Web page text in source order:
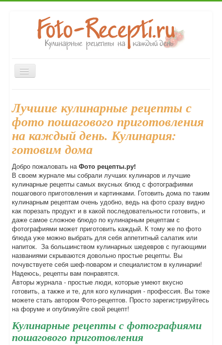
Включить/
выключить
Десерты
Выпечка Напитки
Консервирование
Форум
Лучшие кулинарные рецепты с
фото пошагового приготовления
на каждый день. Кулинария:
готовим дома
Добро пожаловать наФото рецепты.ру!
В своем журнале мы собрали лучших кулинаров и лучшие
кулинарные рецепты самых вкусных блюд с фотографиями
пошагового приготовления и картинками. Готовить дома по таким
кулинарным рецептам очень удобно, ведь на фото сразу видно
как порезать продукт и в какой последовательности готовить, и
даже самое сложное блюдо по кулинарным рецептам с
фотографиями может приготовить каждый. К тому же по фото
блюда уже можно выбрать для себя аппетитный салатик или
напиток. За большинством кулинарных шедевров с пугающими
названиями скрываются довольно простые рецепты. Вы
почувствуете себя шеф-поваром и специалистом в кулинарии!
Надеюсь, рецепты вам понравятся.
Авторы журнала - простые люди, которые умеют вкусно
готовить, а также и те, для кого кулинария - профессия. Вы тоже
можете стать автором Фото-рецептов. Просто зарегистрируйтесь
на форуме и опубликуйте свой рецепт!
Кулинарные рецепты с фотографиями
пошагового приготовления